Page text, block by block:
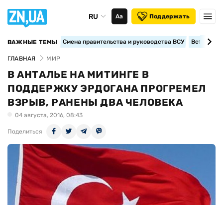
RU Аа Поддержать
ВАЖНЫЕ ТЕМЫ Смена правительства и руководства ВСУ
ГЛАВНАЯ МИР
В АНТАЛЬЕ НА МИТИНГЕ В
ПОДДЕРЖКУ ЭРДОГАНА ПРОГРЕМЕЛ
ВЗРЫВ, РАНЕНЫ ДВА ЧЕЛОВЕКА
04 августа, 2016, 08:43
Поделиться